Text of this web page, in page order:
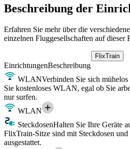
Beschreibung der
Erfahren Sie mehr über die
einzelnen Fluggesellschaften auf dieser
FlixTrain
EinrichtungenBeschreibung
WLANVerbinden Sie sich
Sie kostenloses WLAN, egal ob Sie
nur surfen.
WLAN
SteckdosenHalten Sie Ihre Geräte
FlixTrain-Sitze sind mit Steckdosen
ausgestattet.